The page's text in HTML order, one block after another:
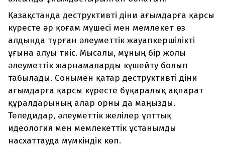
Қазақстанда деструктивті діни ағымдарға қарсы
күресте әр қоғам мүшесі мен мемлекет өз
алдында тұрған әлеуметтік жауапкершілікті
ұғына алуы тиіс. Мысалы, мұның бір жолы
әлеуметтік жарнамаларды күшейту болып
табылады. Сонымен қатар деструктивті діни
ағымдарға қарсы күресте бұқаралық ақпарат
құралдарының алар орны да маңызды.
Теледидар, әлеуметтік желілер ұлттық
идеология мен мемлекеттік ұстанымды
насхаттауда мүмкіндік көп.